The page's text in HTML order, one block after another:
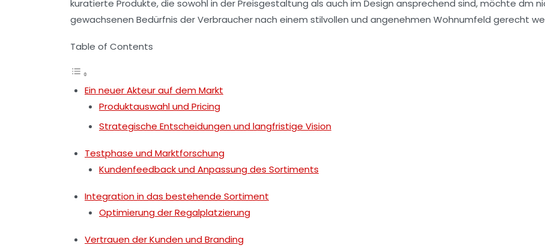
kuratierte Produkte, die sowohl in der Preisgestaltung als auch im Design ansprechend sind, möchte dm
gewachsenen Bedürfnis der Verbraucher nach einem stilvollen und angenehmen Wohnumfeld gerecht
Table of Contents
Ein neuer Akteur auf dem Markt
Produktauswahl und Pricing
Strategische Entscheidungen und langfristige Vision
Testphase und Marktforschung
Kundenfeedback und Anpassung des Sortiments
Integration in das bestehende Sortiment
Optimierung der Regalplatzierung
Vertrauen der Kunden und Branding